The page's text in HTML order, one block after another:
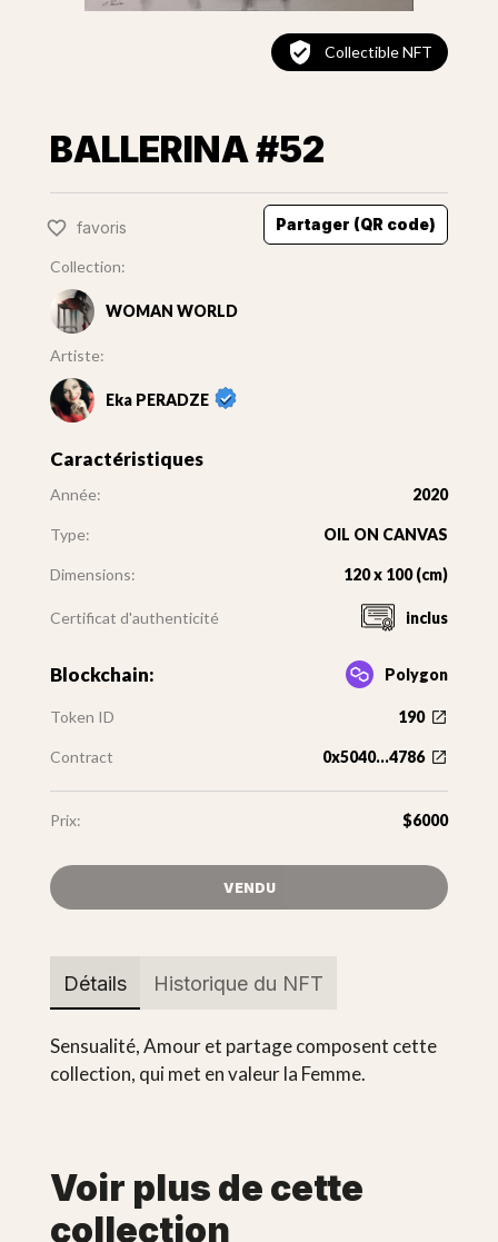
Collectible NFT
BALLERINA #52
favoris Partager (QR code)
Collection:
WOMAN WORLD
Artiste:
Eka PERADZE
Caractéristiques
Année: 2020
Type: OIL ON CANVAS
Dimensions: 120 x 100 (cm)
Certificat d'authenticité inclus
Blockchain: Polygon
Token ID 190
Contract 0x5040...4786
Prix: $6000
VENDU
Détails Historique du NFT
Sensualité, Amour et partage composent cette
collection, qui met en valeur la Femme.
Voir plus de cette
collection